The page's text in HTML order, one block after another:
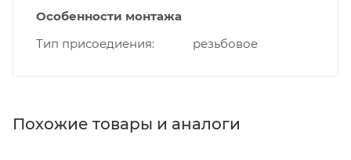
Особенности монтажа
Тип присоедиения
резьбовое
Похожие товары и аналоги